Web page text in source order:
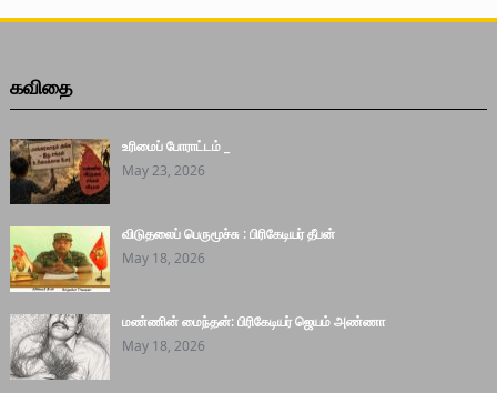
கவிதை
உரிமைப் போராட்டம் _
May 23, 2026
விடுதலைப் பெருமூச்சு : பிரிகேடியர் தீபன்
May 18, 2026
மண்ணின் மைந்தன்: பிரிகேடியர் ஜெயம் அண்ணா
May 18, 2026